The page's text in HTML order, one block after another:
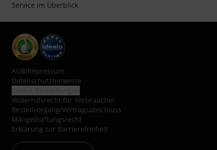
Service im Überblick
AGB/Impressum
Datenschutzhinweise
Widerrufsrecht für Verbraucher
Bestellvorgang/Vertragsabschluss
Mängelhaftungsrecht
Erklärung zur Barrierefreiheit